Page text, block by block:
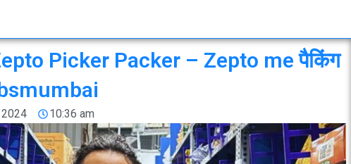
Picker Packer – Zepto me पैकिंग
10:36 am